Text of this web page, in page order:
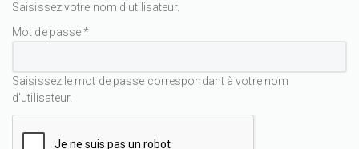
Saisissez votre nom d'utilisateur.
Mot de passe*
Saisissez le mot de passe correspondant à votre nom
d'utilisateur.